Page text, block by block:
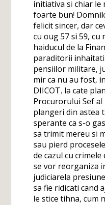
initiativa si chiar le
foarte bun!
felicit sincer, dar
cu oug 57 si 59, cu
haiducul de la
paraditorii
pensiilor militare,
mir ca nu au fost,
DIICOT, la cate
Procurorului Sef al
plangeri din astea
sperante ca s-o
sa trimit mereu si
sau pierd
de cazul cu crimele
se vor reorganiza
judiciarela
sa fie ridicati cand
le stice tihna, cum